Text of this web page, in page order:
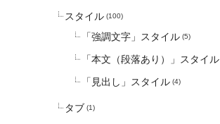
スタイル (100)
「強調文字」スタイル (5)
「本文（段落あり）」スタイル
「見出し」スタイル (4)
タブ (1)